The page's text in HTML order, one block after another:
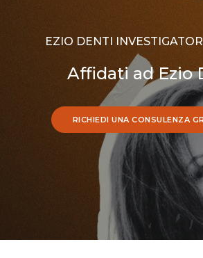
EZIO DENTI
Affidati ad Ezio
RICHIEDI UNA CONSULENZA